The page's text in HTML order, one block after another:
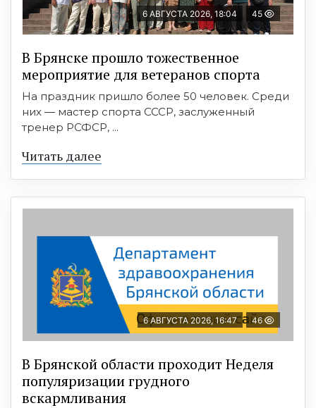
6 АВГУСТА 2026, 18:04 45
В Брянске прошло тожественное
мероприятие для ветеранов спорта
На праздник пришло более 50 человек. Среди
них — мастер спорта СССР, заслуженный
тренер РСФСР, ...
Читать далее
6 АВГУСТА 2026, 16:47 46
В Брянской области проходит Неделя
популяризации грудного
вскармливания